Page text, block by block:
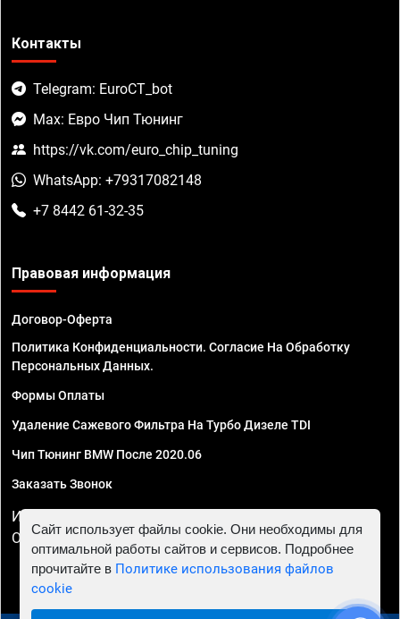
Контакты
Telegram: EuroCT_bot
Max: Евро Чип Тюнинг
https://vk.com/euro_chip_tuning
WhatsApp: +79317082148
+7 8442 61-32-35
Правовая информация
Договор-Оферта
Политика Конфиденциальности. Согласие На Обработку
Персональных Данных.
Формы Оплаты
Удаление Сажевого Фильтра На Турбо Дизеле TDI
Чип Тюнинг BMW После 2020.06
Заказать Звонок
ИП Смирнов Георгий Павлович. ИНН 781302555843,
ОГРНИП 324470400032610
Сайт использует файлы cookie. Они необходимы для
оптимальной работы сайтов и сервисов. Подробнее
прочитайте в Политике использования файлов
cookie